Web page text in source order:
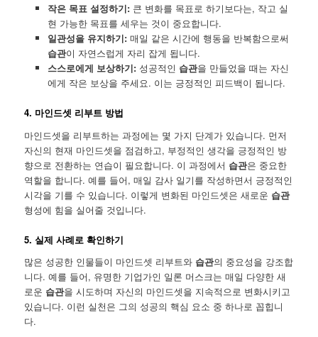
작은 목표 설정하기:큰 변화를 목표로 하기보다는, 작고 실
현 가능한 목표를 세우는 것이 중요합니다.
일관성을 유지하기:매일 같은 시간에 행동을 반복함으로써
습관이 자연스럽게 자리 잡게 됩니다.
스스로에게 보상하기:성공적인 습관을 만들었을 때는 자신
에게 작은 보상을 주세요. 이는 긍정적인 피드백이 됩니다.
4. 마인드셋 리부트 방법
마인드셋을 리부트하는 과정에는 몇 가지 단계가 있습니다. 먼저
자신의 현재 마인드셋을 점검하고, 부정적인 생각을 긍정적인 방
향으로 전환하는 연습이 필요합니다. 이 과정에서 습관은 중요한
역할을 합니다. 예를 들어, 매일 감사 일기를 작성하면서 긍정적인
시각을 기를 수 있습니다. 이렇게 변화된 마인드셋은 새로운 습관
형성에 힘을 실어줄 것입니다.
5. 실제 사례로 확인하기
많은 성공한 인물들이 마인드셋 리부트와 습관의 중요성을 강조합
니다. 예를 들어, 유명한 기업가인 일론 머스크는 매일 다양한 새
로운 습관을 시도하며 자신의 마인드셋을 지속적으로 변화시키고
있습니다. 이런 실천은 그의 성공의 핵심 요소 중 하나로 꼽힙니
다.